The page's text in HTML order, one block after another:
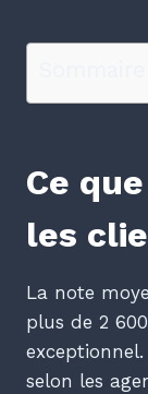
Ce
les
La note
plus de 2
selon les